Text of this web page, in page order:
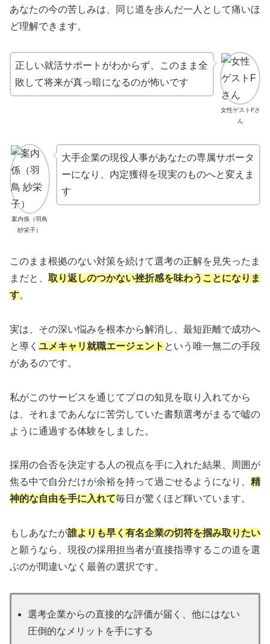
あなたの今の苦しみは、同じ道を歩んだ一人として痛いほ
ど理解できます。
女性ゲストFさ
ん
正しい就活サポートがわからず、このまま全
敗して将来が真っ暗になるのが怖いです
案内係（羽鳥
紗栄子）
大手企業の現役人事があなたの専属サポータ
ーになり、内定獲得を現実のものへと変えま
す
このまま根拠のない対策を続けて選考の正解を見失ったま
まだと、 取り返しのつかない挫折感を味わうことになりま
す。
実は、その深い悩みを根本から解消し、最短距離で成功へ
と導く ユメキャリ就職エージェント という唯一無二の手段
があるのです。
私がこのサービスを通じてプロの知見を取り入れてから
は、それまであんなに苦労していた書類選考がまるで嘘の
ように通過する体験をしました。
採用の合否を決定する人の視点を手に入れた結果、周囲が
焦る中で自分だけが余裕を持って過ごせるようになり、 精
神的な自由を手に入れて毎日が驚くほど輝いています。
もしあなたが誰よりも早く有名企業の切符を掴み取りたい
と願うなら、現役の採用担当者が直接指導するこの道を選
ぶのが間違いなく最善の選択です。
選考企業からの直接的な評価が届く、他にはない
圧倒的なメリットを手にする